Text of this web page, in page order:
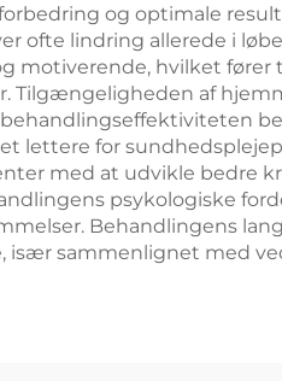
og optimale
ofte lindring allerede i
motiverende, hvilket
Tilgængeligheden af
lettere for
med at udvikle bedre
psykologiske
Behandlingens
især sammenlignet med